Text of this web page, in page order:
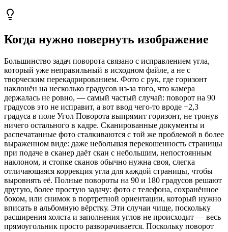
Когда нужно повернуть изображение
Большинство задач поворота связано с исправлением угла,
который уже неправильный в исходном файле, а не с
творческим перекадрированием. Фото с рук, где горизонт
наклонён на несколько градусов из-за того, что камера
держалась не ровно, — самый частый случай: поворот на 90
градусов это не исправит, а вот ввод чего-то вроде −2,3
градуса в поле Угол Поворота выпрямит горизонт, не тронув
ничего остального в кадре. Сканированные документы и
распечатанные фото сталкиваются с той же проблемой в более
выраженном виде: даже небольшая перекошенность страницы
при подаче в сканер даёт скан с небольшим, непостоянным
наклоном, и стопке сканов обычно нужна своя, слегка
отличающаяся коррекция угла для каждой страницы, чтобы
выровнять её. Полные повороты на 90 и 180 градусов решают
другую, более простую задачу: фото с телефона, сохранённое
боком, или снимок в портретной ориентации, который нужно
вписать в альбомную вёрстку. Эти случаи чище, поскольку
расширения холста и заполнения углов не происходит — весь
прямоугольник просто разворачивается. Поскольку поворот